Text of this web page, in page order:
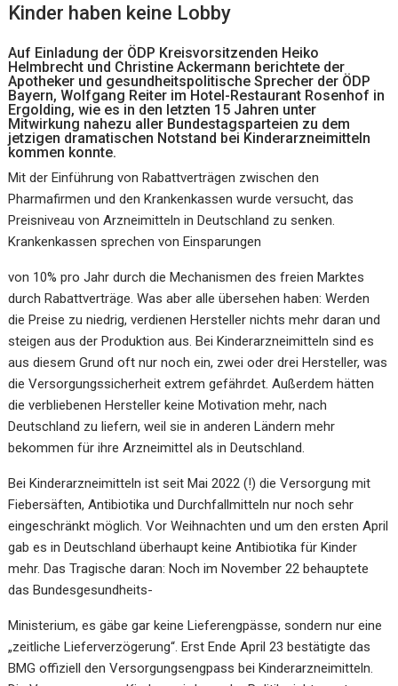
Kinder haben keine Lobby
Auf Einladung der ÖDP Kreisvorsitzenden Heiko
Helmbrecht und Christine Ackermann berichtete der
Apotheker und gesundheitspolitische Sprecher der ÖDP
Bayern, Wolfgang Reiter im Hotel-Restaurant Rosenhof in
Ergolding, wie es in den letzten 15 Jahren unter
Mitwirkung nahezu aller Bundestagsparteien zu dem
jetzigen dramatischen Notstand bei Kinderarzneimitteln
kommen konnte.
Mit der Einführung von Rabattverträgen zwischen den
Pharmafirmen und den Krankenkassen wurde versucht, das
Preisniveau von Arzneimitteln in Deutschland zu senken.
Krankenkassen sprechen von Einsparungen
von 10% pro Jahr durch die Mechanismen des freien Marktes
durch Rabattverträge. Was aber alle übersehen haben: Werden
die Preise zu niedrig, verdienen Hersteller nichts mehr daran und
steigen aus der Produktion aus. Bei Kinderarzneimitteln sind es
aus diesem Grund oft nur noch ein, zwei oder drei Hersteller, was
die Versorgungssicherheit extrem gefährdet. Außerdem hätten
die verbliebenen Hersteller keine Motivation mehr, nach
Deutschland zu liefern, weil sie in anderen Ländern mehr
bekommen für ihre Arzneimittel als in Deutschland.
Bei Kinderarzneimitteln ist seit Mai 2022 (!) die Versorgung mit
Fiebersäften, Antibiotika und Durchfallmitteln nur noch sehr
eingeschränkt möglich. Vor Weihnachten und um den ersten April
gab es in Deutschland überhaupt keine Antibiotika für Kinder
mehr. Das Tragische daran: Noch im November 22 behauptete
das Bundesgesundheits-
Ministerium, es gäbe gar keine Lieferengpässe, sondern nur eine
„zeitliche Lieferverzögerung“. Erst Ende April 23 bestätigte das
BMG offiziell den Versorgungsengpass bei Kinderarzneimitteln.